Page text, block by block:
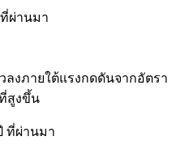
ผ่านมา
งภายใต้แรงกดดันจากอัตรา
สูงขึ้น
ที่ผ่านมา